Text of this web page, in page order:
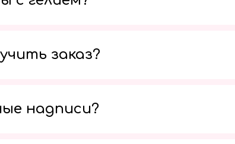
заказ?
надписи?